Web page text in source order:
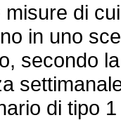
di
in uno
secondo
di tipo